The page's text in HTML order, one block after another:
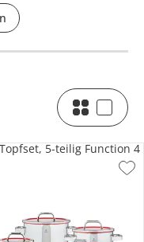
5-teilig Function 4